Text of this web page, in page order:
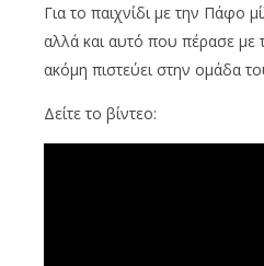
Για το παιχνίδι με την Πάφο
αλλά και αυτό που πέρασε με
ακόμη πιστεύει στην ομάδα
Δείτε το βίντεο: